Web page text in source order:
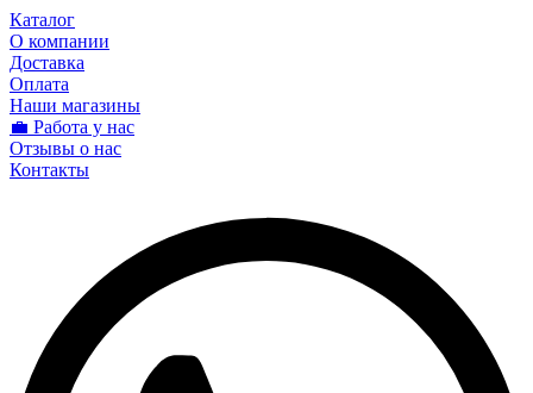
Каталог
О компании
Доставка
Оплата
Наши магазины
💼 Работа у нас
Отзывы о нас
Контакты